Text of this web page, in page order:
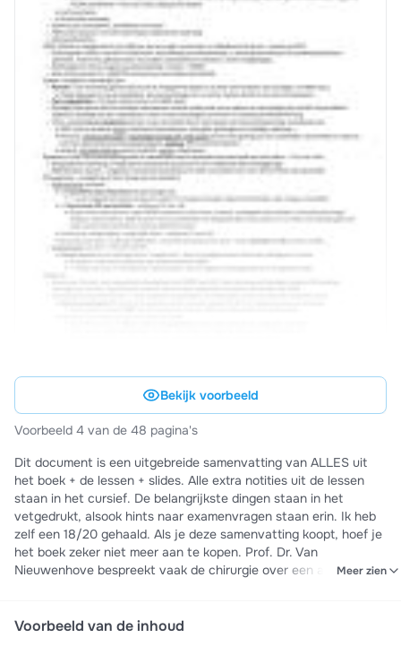
Bekijk voorbeeld
Voorbeeld 4 van de 48 pagina's
Dit document is een uitgebreide samenvatting van ALLES uit
het boek + de lessen + slides. Alle extra notities uit de lessen
staan in het cursief. De belangrijkste dingen staan in het
vetgedrukt, alsook hints naar examenvragen staan erin. Ik heb
zelf een 18/20 gehaald. Als je deze samenvatting koopt, hoef je
het boek zeker niet meer aan te kopen. Prof. Dr. Van
Nieuwenhove bespreekt vaak de chirurgie over een aandoening
en moet je niet constant zoeken waar je die aandoening nog
Meer zien
Voorbeeld van de inhoud